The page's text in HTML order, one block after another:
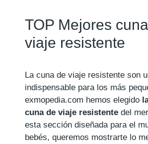
TOP Mejores
viaje resistente
La cuna de viaje resistente son
indispensable para los más
exmopedia.com hemos elegido
cuna de viaje resistente del
esta sección diseñada para el
bebés, queremos mostrarte lo